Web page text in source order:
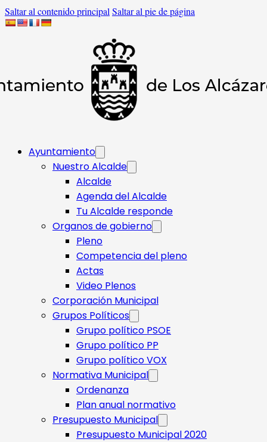
Saltar al contenido principal Saltar al pie de página
Ayuntamiento
Nuestro Alcalde
Alcalde
Agenda del Alcalde
Tu Alcalde responde​
Organos de gobierno
Pleno
Competencia del pleno
Actas
Video Plenos
Corporación Municipal
Grupos Políticos
Grupo político PSOE
Grupo político PP
Grupo político VOX
Normativa Municipal
Ordenanza
Plan anual normativo
Presupuesto Municipal
Presupuesto Municipal 2020